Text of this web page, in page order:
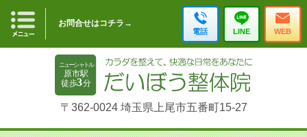
お問合せはコチラ→
電話 LINE WEB
〒362-0024 埼玉県上尾市五番町15-27